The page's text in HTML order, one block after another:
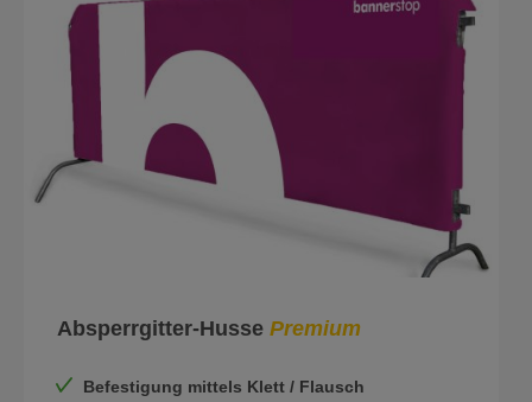
Absperrgitter-Husse Premium
Befestigung mittels Klett / Flausch